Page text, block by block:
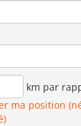
km par
ma position